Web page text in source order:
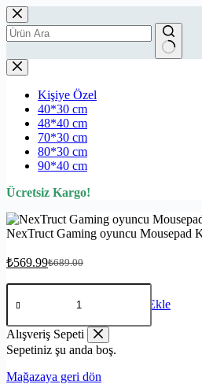
Kişiye Özel
40*30 cm
48*40 cm
70*30 cm
80*30 cm
90*40 cm
Ücretsiz Kargo!
NexTruct Gaming oyuncu Mousepad
₺689.00
₺569.99
Sepete Ekle
Alışveriş Sepeti
Sepetiniz şu anda boş.
Mağazaya geri dön